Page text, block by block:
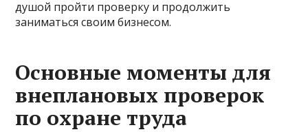
душой пройти проверку и продолжить
заниматься своим бизнесом.
Основные моменты для
внеплановых проверок
по охране труда